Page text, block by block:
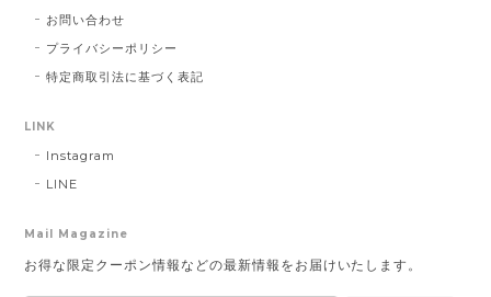
お問い合わせ
プライバシーポリシー
特定商取引法に基づく表記
LINK
Instagram
LINE
Mail Magazine
お得な限定クーポン情報などの最新情報をお届けいたします。